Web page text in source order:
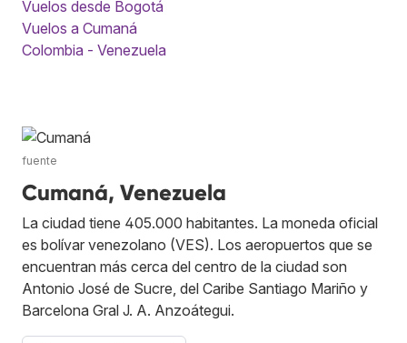
Vuelos desde Bogotá
Vuelos a Cumaná
Colombia - Venezuela
fuente
Cumaná, Venezuela
La ciudad tiene 405.000 habitantes. La moneda oficial
es bolívar venezolano (VES). Los aeropuertos que se
encuentran más cerca del centro de la ciudad son
Antonio José de Sucre, del Caribe Santiago Mariño y
Barcelona Gral J. A. Anzoátegui.